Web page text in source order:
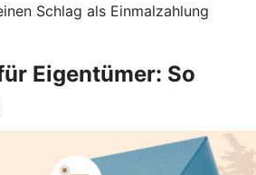
Schlag als Einmalzahlung
Eigentümer: So